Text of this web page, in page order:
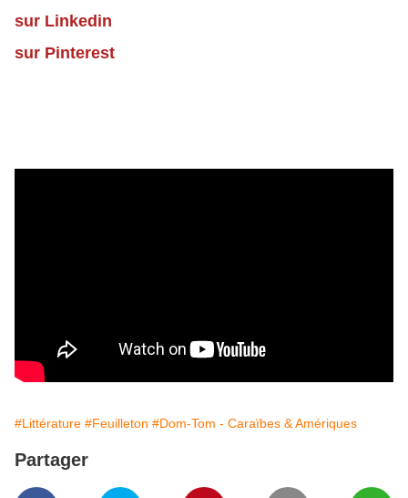
sur Linkedin
sur Pinterest
#Littérature #Feuilleton #Dom-Tom - Caraïbes & Amériques
Partager